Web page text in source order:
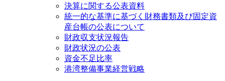
決算に関する公表資料
統一的な基準に基づく財務書類及び固定資
産台帳の公表について
財政収支状況報告
財政状況の公表
資金不足比率
港湾整備事業経営戦略